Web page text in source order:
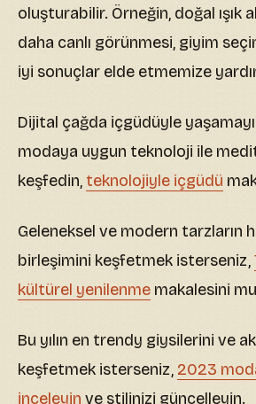
oluşturabilir. Örneğin, doğal ışık
daha canlı görünmesi, giyim
iyi sonuçlar elde etmemize
Dijital çağda içgüdüyle
modaya uygun teknoloji ile
keşfedin, teknolojiyle içgüdü
Geleneksel ve modern tarzların
birleşimini keşfetmek isterseniz,
kültürel yenilenme makalesini
Bu yılın en trendy giysilerini ve
keşfetmek isterseniz, 2023
inceleyin ve stilinizi güncelleyin.